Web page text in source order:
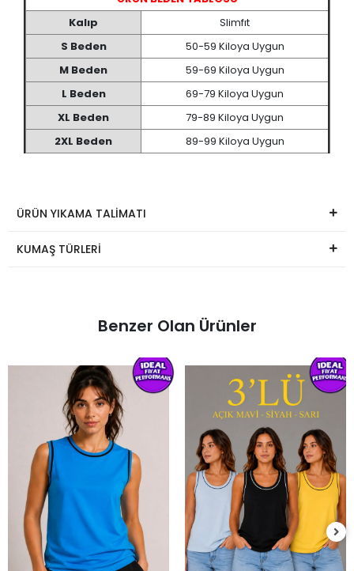
Kalıp
Slimfıt
S Beden
50-59 Kiloya Uygun
M Beden
59-69 Kiloya Uygun
L Beden
69-79 Kiloya Uygun
XL Beden
79-89 Kiloya Uygun
2XL Beden
89-99 Kiloya Uygun
ÜRÜN YIKAMA TALİMATI
KUMAŞ TÜRLERİ
Benzer Olan Ürünler